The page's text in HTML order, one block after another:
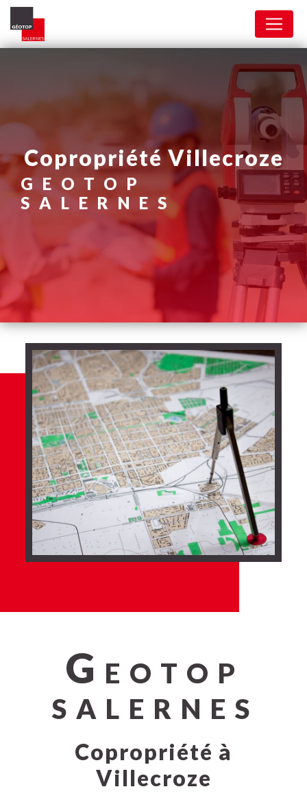
copropriété Villecroze
GEOTOP
SALERNES
G EOTOP
SALERNES
copropriété à
Villecroze
Panneau de gestion des cookies